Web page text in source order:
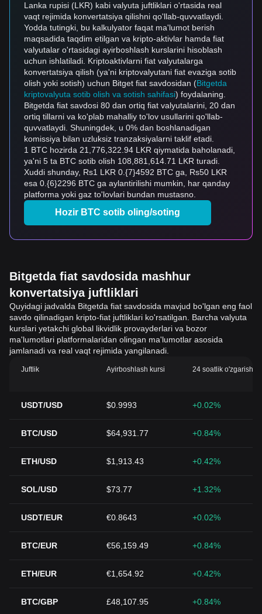
Lanka rupisi (LKR) kabi valyuta juftliklari o'rtasida real
vaqt rejimida konvertatsiya qilishni qo'llab-quvvatlaydi.
Yodda tutingki, bu kalkulyator faqat ma'lumot berish
maqsadida taqdim etilgan va kripto-aktivlar hamda fiat
valyutalar o'rtasidagi ayirboshlash kurslarini hisoblash
uchun ishlatiladi. Kriptoaktivlarni fiat valyutalarga
konvertatsiya qilish (ya'ni kriptovalyutani fiat evaziga sotib
olish yoki sotish) uchun Bitget fiat savdosidan (Bitgetda
kriptovalyuta sotib olish va sotish sahifasi) foydalaning.
Bitgetda fiat savdosi 80 dan ortiq fiat valyutalarini, 20 dan
ortiq tillarni va ko'plab mahalliy to'lov usullarini qo'llab-
quvvatlaydi. Shuningdek, u 0% dan boshlanadigan
komissiya bilan uzluksiz tranzaksiyalarni taklif etadi.
1 BTC hozirda 21,776,322.94 LKR qiymatida baholanadi,
ya'ni 5 ta BTC sotib olish 108,881,614.71 LKR turadi.
Xuddi shunday, Rs1 LKR 0.{7}4592 BTC ga, Rs50 LKR
esa 0.{6}2296 BTC ga aylantirilishi mumkin, har qanday
platforma yoki gaz to'lovlari bundan mustasno.
Hozir BTC sotib oling/soting
Bitgetda fiat savdosida mashhur
konvertatsiya juftliklari
Quyidagi jadvalda Bitgetda fiat savdosida mavjud bo'lgan eng faol
savdo qilinadigan kripto-fiat juftliklari ko'rsatilgan. Barcha valyuta
kurslari yetakchi global likvidlik provayderlari va bozor
ma'lumotlari platformalaridan olingan ma'lumotlar asosida
jamlanadi va real vaqt rejimida yangilanadi.
Juftlik Ayirboshlash kursi 24 soatlik o'zgarish
USDT/USD $0.9993 +0.02%
BTC/USD $64,931.77 +0.84%
ETH/USD $1,913.43 +0.42%
SOL/USD $73.77 +1.32%
USDT/EUR €0.8643 +0.02%
BTC/EUR €56,159.49 +0.84%
ETH/EUR €1,654.92 +0.42%
BTC/GBP £48,107.95 +0.84%